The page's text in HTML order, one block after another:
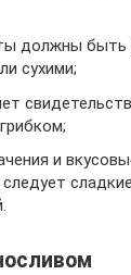
должны быть
сухими;
и